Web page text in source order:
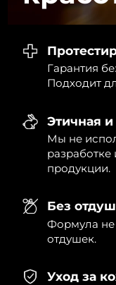
Гарантия
Подходит
Этичная
Мы не
разработке
продукции.
Без
Формула не
отдушек.
Уход за
Нидерланды
Новая
Норвегия
Оман
Филиппины